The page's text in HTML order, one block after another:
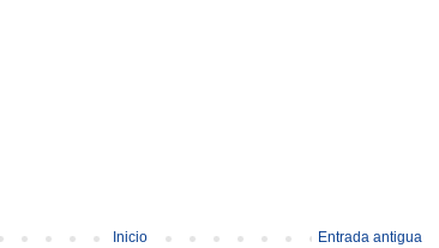
Entrada antigua
Inicio